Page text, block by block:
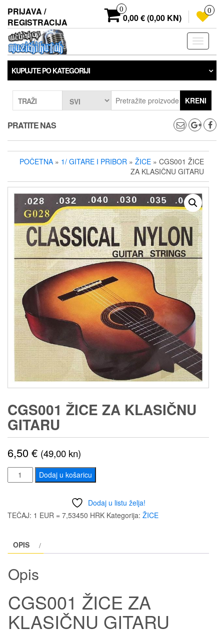
sadržaj
PRIJAVA /
REGISTRACIJA
0
0,00 € (0,00 KN)
0
KUPUJTE PO KATEGORIJI
TRAŽI KRENI
PRATITE NAS
POČETNA » 1/ GITARE I PRIBOR » ŽICE » CGS001 ŽICE
ZA KLASIČNU GITARU
CGS001 ŽICE ZA KLASIČNU
GITARU
6,50€ (49,00 kn)
CGS001
ŽICE
KLASIČNU
Dodaj u košaricu
Dodaj u listu želja!
TEČAJ: 1 EUR = 7,53450 HRK Kategorija: ŽICE
OPIS
Opis
CGS001 ŽICE ZA
KLASIČNU GITARU